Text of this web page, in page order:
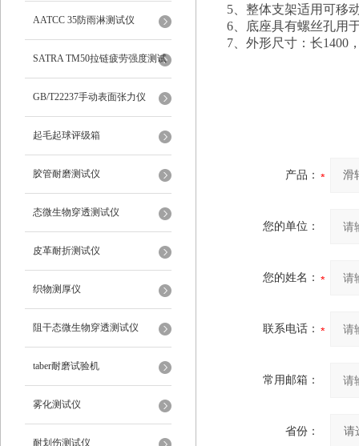
AATCC 35防雨淋测试仪
SATRA TM50拉链疲劳强度测试
仪
GB/T22237手动表面张力仪
起毛起球评级箱
胶管耐磨测试仪
态微生物穿透测试仪
皮革耐折测试仪
织物测厚仪
阻干态微生物穿透测试仪
taber耐磨试验机
雾化测试仪
耐划伤测试仪
5、整体支架适用可移
6、底座具有螺丝孔用
7、外形尺寸：长1400
产品：
您的单位：
您的姓名：
联系电话：
常用邮箱：
省份：